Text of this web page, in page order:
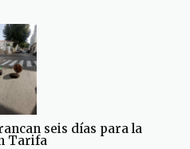
seis días para la
Tarifa